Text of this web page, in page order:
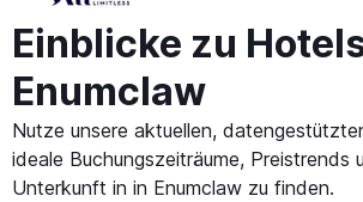
Einblicke zu
Enumclaw
Nutze unsere aktuellen,
ideale Buchungszeiträume, Preistrends
Unterkunft in in Enumclaw zu finden.